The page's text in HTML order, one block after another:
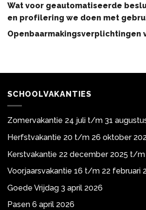
Wat voor geautomatiseerde
en profilering we doen met
Openbaarmakingsverplichtingen
SCHOOLVAKANTIES
Zomervakantie 24 juli t/m 31
Herfstvakantie 20 t/m 26 oktober
Kerstvakantie 22 december 2025 t/m
Voorjaarsvakantie 16 t/m 22 februari
Goede Vrijdag 3 april 2026
Pasen 6 april 2026